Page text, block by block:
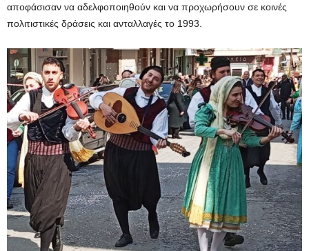
αποφάσισαν να αδελφοποιηθούν και να προχωρήσουν σε κοινές
πολιτιστικές δράσεις και ανταλλαγές το 1993.